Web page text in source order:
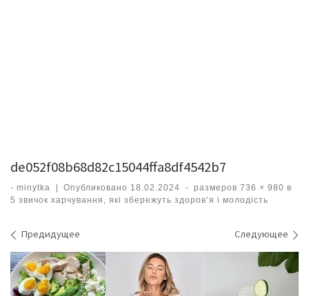
de052f08b68d82c15044ffa8df4542b7
- minytka Опубликовано 18.02.2024 - размеров 736 × 980 в
5 звичок харчування, які збережуть здоров’я і молодість
Навигация по изображениям
Предидущее Следующее